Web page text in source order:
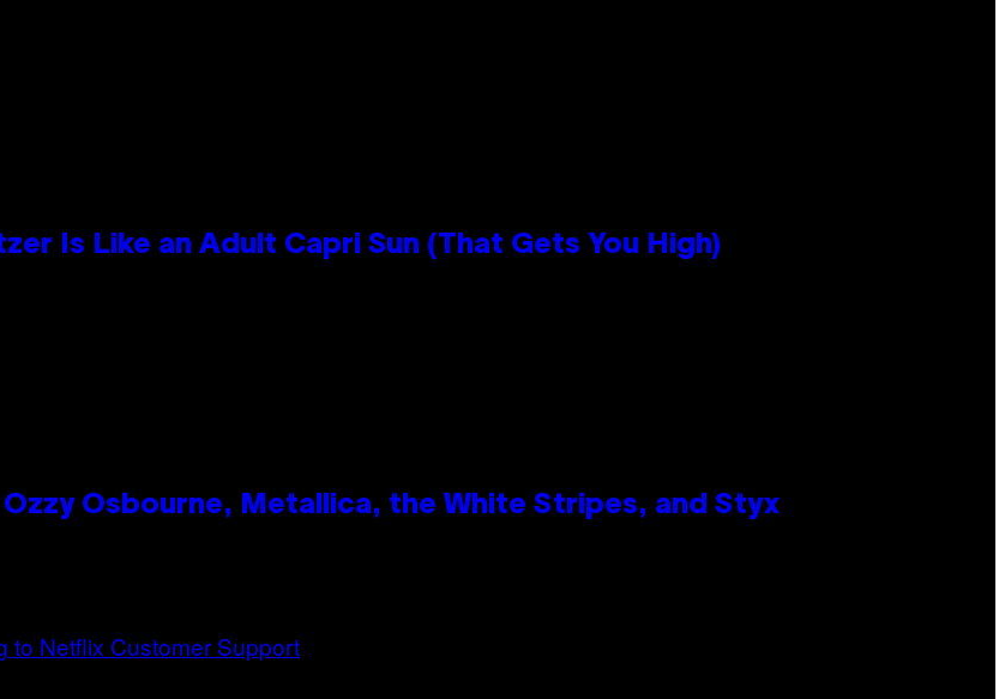
Is Like an Adult Capri Sun (That Gets You High)
Osbourne, Metallica, the White Stripes, and Styx